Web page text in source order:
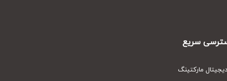
سریع
مارکتینگ